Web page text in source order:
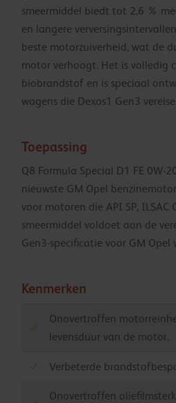
smeermiddel biedt tot 2,6 %
en langere
beste motorzuiverheid, wat de
motor verhoogt. Het is volledig
biobrandstof en is speciaal
wagens die Dexos1 Gen3
Toepassing
Q8 Formula Special D1 FE 0W-
nieuwste GM Opel
voor motoren die API SP, ILSAC
smeermiddel voldoet aan de
Gen3-specificatie voor GM Opel
Kenmerken
Onovertroffen
levensduur van de motor.
Verbeterde
Onovertroffen